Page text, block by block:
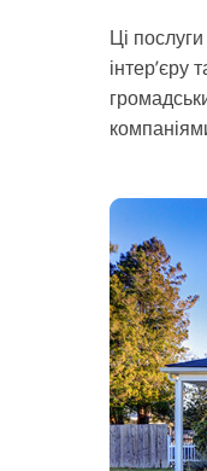
Ці
інтер’єру